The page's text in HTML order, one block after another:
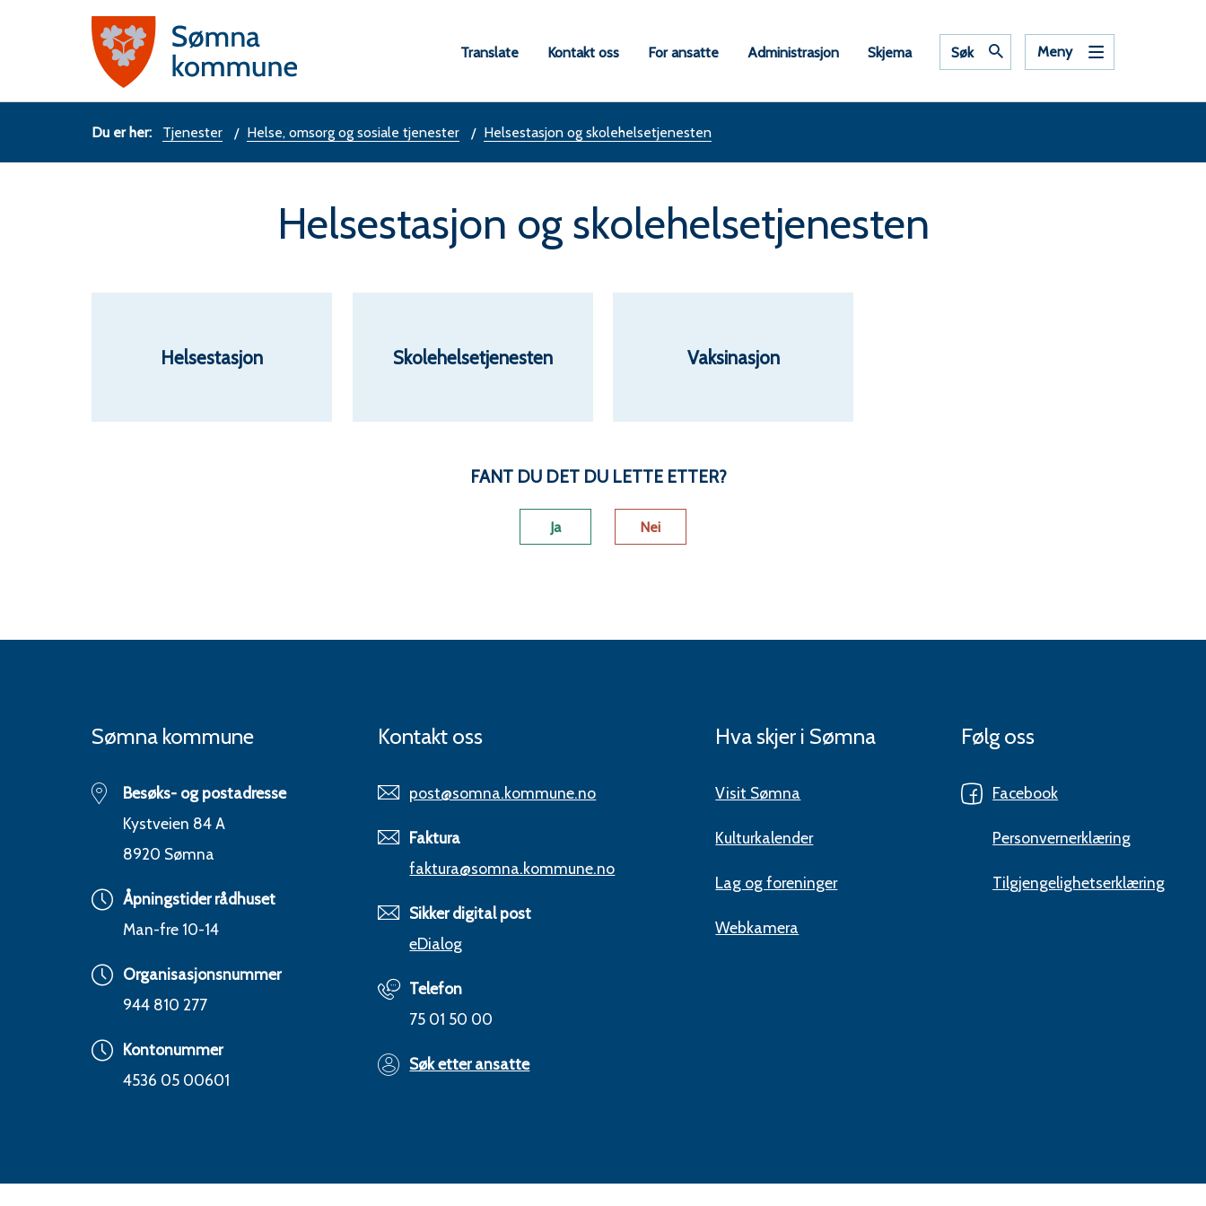
kommune
Translate Kontakt oss For ansatte Administrasjon Skjema Søk Meny
Du
Tjenester Helse, omsorg og sosiale tjenester Helsestasjon og skolehelsetjenesten
Helsestasjon og skolehelsetjenesten
Helsestasjon Skolehelsetjenesten Vaksinasjon
FANT DU DET DU LETTE ETTER?
Ja Nei
Sømna kommune
Besøks- og postadresse
Kystveien 84 A
8920 Sømna
Åpningstider rådhuset
Man-fre 10-14
Organisasjonsnummer
944 810 277
Kontonummer
4536 05 00601
Kontakt oss
post@somna.kommune.no
Faktura
faktura@somna.kommune.no
Sikker digital post
eDialog
Telefon
75 01 50 00
Søk etter ansatte
Hva skjer i Sømna
Visit Sømna
Kulturkalender
Lag og foreninger
Webkamera
Følg oss
Facebook
Personvernerklæring
Tilgjengelighetserklæring